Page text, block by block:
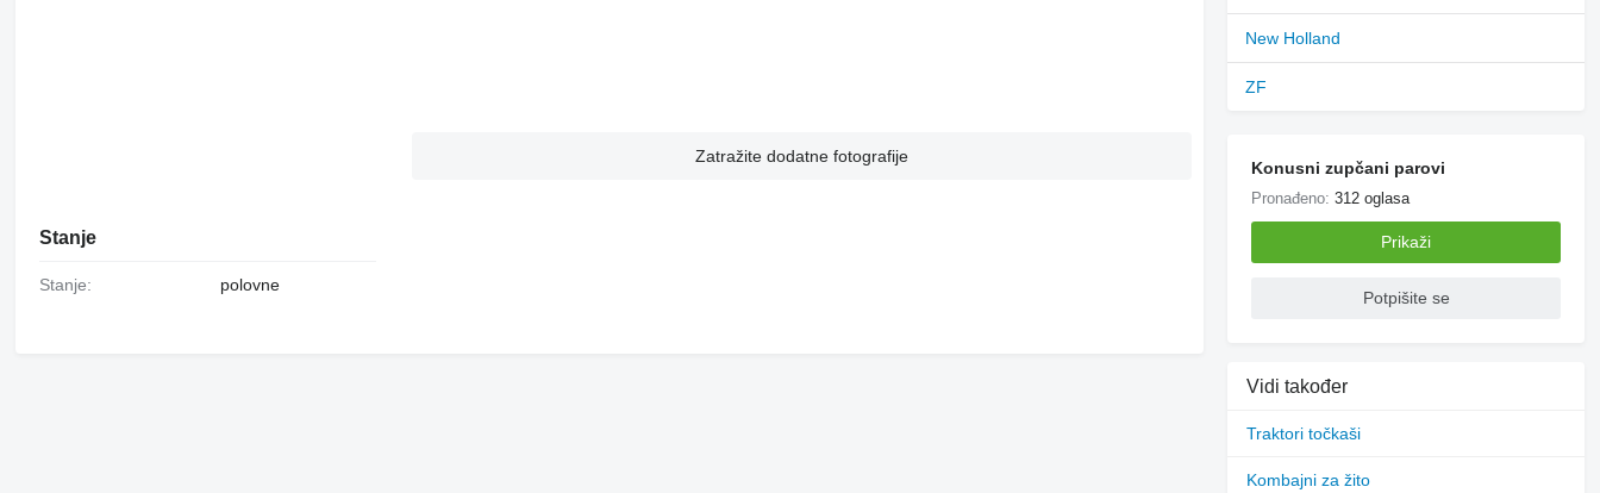
Zatražite dodatne fotografije
Stanje
Stanje: polovne
New Holland
ZF
Konusni zupčani parovi
Pronađeno:312 oglasa
Prikaži
Potpišite se
Vidi također
Traktori točkaši
Kombajni za žito